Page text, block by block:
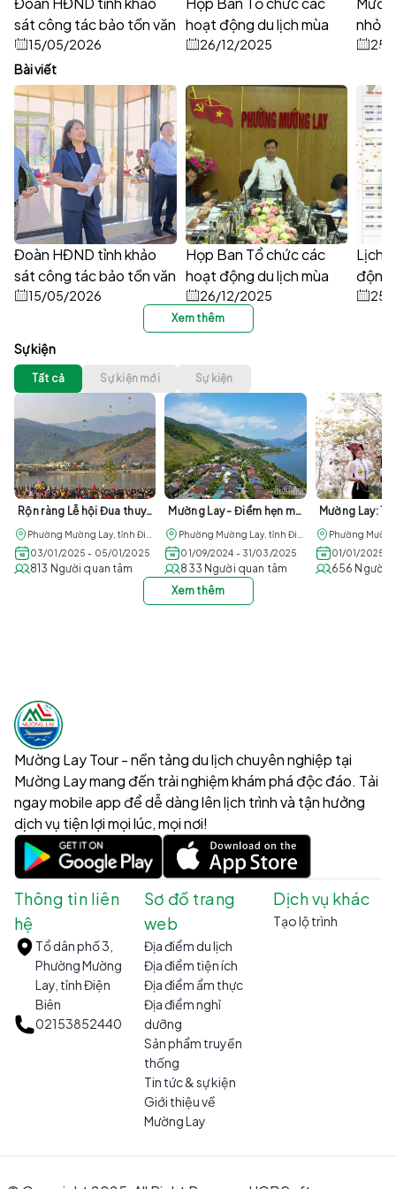
sát công tác bảo tồn văn
hóa gắn với phát triển du
lịch tại phường Mường
Lay
15/05/2026
hoạt động du lịch mùa
nước nổi trên sông Đà
26/12/2025
nhỏ
25/
Bài viết
Đoàn HĐND tỉnh khảo
sát công tác bảo tồn văn
hóa gắn với phát triển du
Lay
15/05/2026
Họp Ban Tổ chức các
hoạt động du lịch mùa
nước nổi trên sông Đà
năm 2025–2026
26/12/2025
Lịch
động
Đuôi
25/
Xem thêm
Sự kiện
Tất cả Sự kiện mới Sự kiện
Rộn ràng Lễ hội Đua thuyền đuôi én tại Mường Lay đầu năm mới 2025
Phường Mường Lay, tỉnh Điện Biên
03/01/2025 - 05/01/2025
813 Người quan tâm
Mường Lay - Điểm hẹn mùa nước nổi
Phường Mường Lay, tỉnh Điện Biên
01/09/2024 - 31/03/2025
833 Người quan tâm
01/01/2025 -
656 Người
Xem thêm
Mường Lay Tour - nền tảng du lịch chuyên nghiệp tại
Mường Lay mang đến trải nghiệm khám phá độc đáo. Tải
ngay mobile app để dễ dàng lên lịch trình và tận hưởng
dịch vụ tiện lợi mọi lúc, mọi nơi!
Thông tin liên
hệ
Tổ dân phố 3,
Phường Mường
Lay, tỉnh Điện
Biên
02153852440
Sơ đồ trang
web
Địa điểm du lịch
Địa điểm tiện ích
Địa điểm ẩm thực
Địa điểm nghỉ
dưỡng
Sản phẩm truyền
thống
Tin tức & sự kiện
Giới thiệu về
Mường Lay
Dịch vụ khác
Tạo lộ trình